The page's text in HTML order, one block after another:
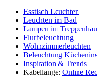
Esstisch Leuchten
Leuchten im Bad
Lampen im
Flurbeleuchtung
Wohnzimmerleuchten
Beleuchtung
Inspiration & Trends
Kabellänge: Online